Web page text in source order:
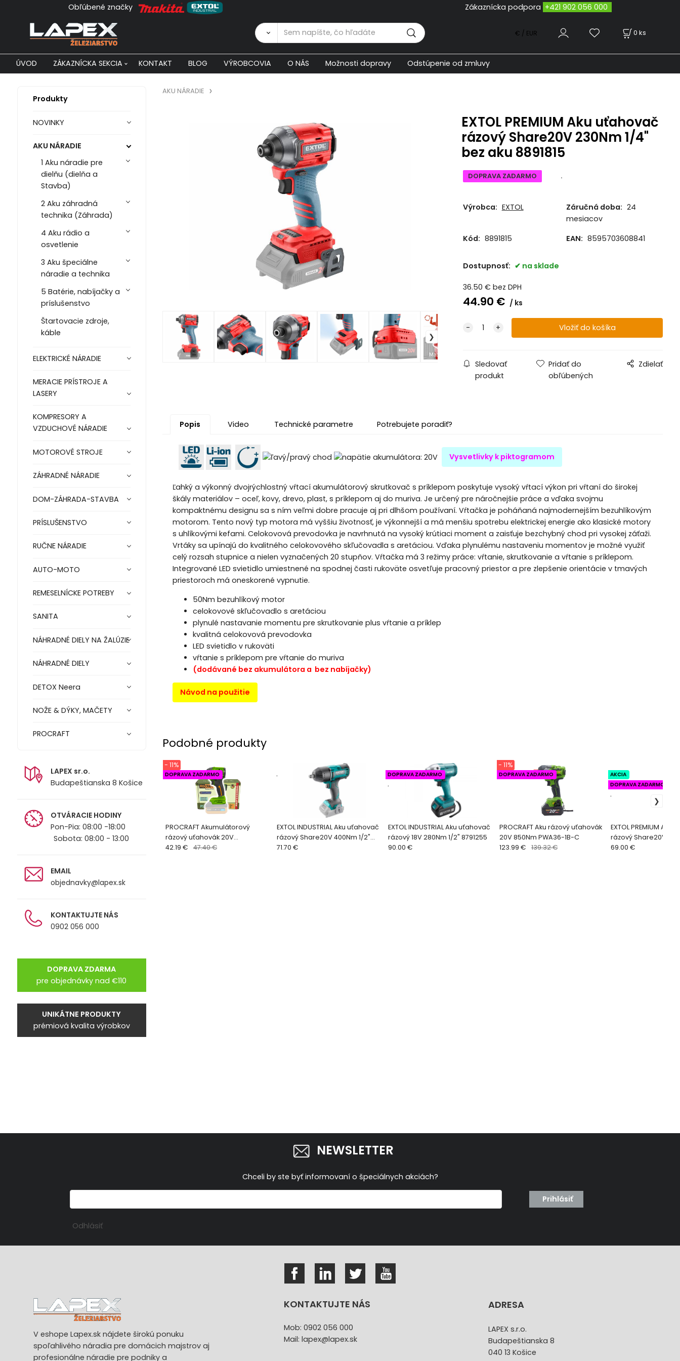
Obľúbené značky Zákaznícka podpora +421 902 056 000
0 ks
€ / EUR
ÚVOD ZÁKAZNÍCKA SEKCIA KONTAKT BLOG VÝROBCOVIA O NÁS Možnosti dopravy Odstúpenie od zmluvy
Produkty
NOVINKY
AKU NÁRADIE
1 Aku náradie pre
dielňu (dielňa a
Stavba)
2 Aku záhradná
technika (Záhrada)
4 Aku rádio a
osvetlenie
3 Aku špeciálne
náradie a technika
5 Batérie, nabíjačky a
príslušenstvo
Štartovacie zdroje,
káble
ELEKTRICKÉ NÁRADIE
MERACIE PRÍSTROJE A
LASERY
KOMPRESORY A
VZDUCHOVÉ NÁRADIE
MOTOROVÉ STROJE
ZÁHRADNÉ NÁRADIE
DOM-ZÁHRADA-STAVBA
PRÍSLUŠENSTVO
RUČNE NÁRADIE
AUTO-MOTO
REMESELNÍCKE POTREBY
SANITA
NÁHRADNÉ DIELY NA ŽALÚZIE
NÁHRADNÉ DIELY
DETOX Neera
NOŽE & DÝKY, MAČETY
PROCRAFT
LAPEX sr.o.
Budapeštianska 8 Košice
OTVÁRACIE HODINY
Pon-Pia: 08:00 -18:00
Sobota: 08:00 - 13:00
EMAIL
objednavky@lapex.sk
KONTAKTUJTE NÁS
0902 056 000
DOPRAVA ZDARMA
pre objednávky nad €110
UNIKÁTNE PRODUKTY
prémiová kvalita výrobkov
AKU NÁRADIE
EXTOL PREMIUM Aku uťahovač
rázový Share20V 230Nm 1/4"
bez aku 8891815
DOPRAVA ZADARMO .
Výrobca: EXTOL Záručná doba: 24
mesiacov
Kód: 8891815 EAN: 8595703608841
Dostupnosť: na sklade
36.50 € bez DPH
44.90 € ks
Sledovať
produkt
Pridať do
obľúbených
Zdielať
Popis Video Technické parametre Potrebujete poradiť?
Vysvetlivky k piktogramom
Ľahký a výkonný dvojrýchlostný vŕtací akumulátorový skrutkovač s príklepom poskytuje vysoký vŕtací výkon pri vŕtaní do širokej
škály materiálov – oceľ, kovy, drevo, plast, s príklepom aj do muriva. Je určený pre náročnejšie práce a vďaka svojmu
kompaktnému designu sa s ním veľmi dobre pracuje aj pri dlhšom používaní. Vŕtačka je poháňaná najmodernejším bezuhlíkovým
motorom. Tento nový typ motora má vyššiu životnosť, je výkonnejší a má menšiu spotrebu elektrickej energie ako klasické motory
s uhlíkovými kefami. Celokovová prevodovka je navrhnutá na vysoký krútiaci moment a zaisťuje bezchybný chod pri vysokej záťaži.
Vrtáky sa upínajú do kvalitného celokovového skľučovadla s aretáciou. Vďaka plynulému nastaveniu momentov je možné využiť
celý rozsah stupnice a nielen vyznačených 20 stupňov. Vŕtačka má 3 režimy práce: vŕtanie, skrutkovanie a vŕtanie s príklepom.
Integrované LED svietidlo umiestnené na spodnej časti rukoväte osvetľuje pracovný priestor a pre zlepšenie orientácie v tmavých
priestoroch má oneskorené vypnutie.
50Nm bezuhlíkový motor
celokovové skľučovadlo s aretáciou
plynulé nastavanie momentu pre skrutkovanie plus vŕtanie a príklep
kvalitná celokovová prevodovka
LED svietidlo v rukoväti
vŕtanie s príklepom pre vŕtanie do muriva
(dodávané bez akumulátora a bez nabíjačky)
Návod na použitie
Podobné produkty
PROCRAFT Akumulátorový
rázový uťahovák 20V
230Nm(bez akumulátora a
DOPRAVA ZADARMO
- 11%
42.19 € 47.40 €
EXTOL INDUSTRIAL Aku uťahovač
rázový Share20V 400Nm 1/2"
bez aku 8791813
.
71.70 €
EXTOL INDUSTRIAL Aku uťahovač
rázový 18V 280Nm 1/2" 8791255
DOPRAVA ZADARMO
.
90.00 €
PROCRAFT Aku rázový uťahovák
20V 850Nm PWA36-1B-C
DOPRAVA ZADARMO
- 11%
123.99 € 139.32 €
EXTOL PREMIUM Aku
rázový Share20V
8891814
AKCIA
DOPRAVA ZADARMO
.
69.00 €
NEWSLETTER
Chceli by ste byť informovaní o špeciálnych akciách?
Prihlásiť
Odhlásiť
V eshope Lapex.sk nájdete širokú ponuku
spoľahlivého náradia pre domácich majstrov aj
profesionálne náradie pre podniky a
KONTAKTUJTE NÁS
Mob: 0902 056 000
Mail: lapex@lapex.sk
ADRESA
LAPEX s.r.o.
Budapeštianska 8
040 13 Košice